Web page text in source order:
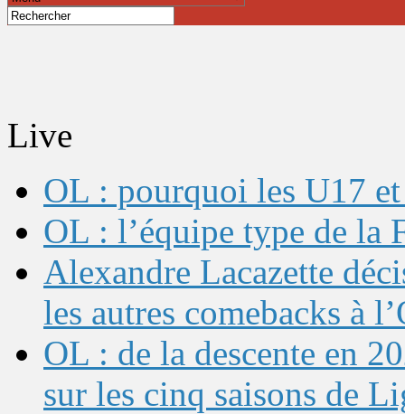
Live
OL : pourquoi les U17
OL : l’équipe type de la
Alexandre Lacazette
les autres comebacks à
OL : de la descente en
sur les cinq saisons de